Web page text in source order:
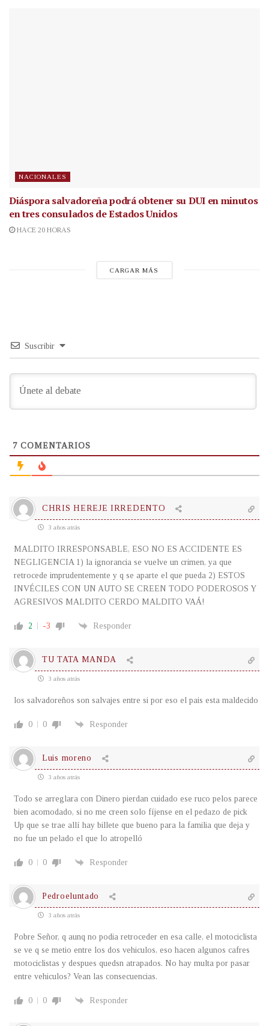
NACIONALES
Diáspora salvadoreña podrá obtener su DUI en minutos
en tres consulados de Estados Unidos
HACE 20 HORAS
CARGAR MÁS
Suscribir
7 COMENTARIOS
CHRIS HEREJE IRREDENTO
3 años atrás
MALDITO IRRESPONSABLE, ESO NO ES ACCIDENTE ES
NEGLIGENCIA 1) la ignorancia se vuelve un crimen, ya que
retrocede imprudentemente y q se aparte el que pueda 2) ESTOS
INVÉCILES CON UN AUTO SE CREEN TODO PODEROSOS Y
AGRESIVOS MALDITO CERDO MALDITO VAÁ!
2 -3 Responder
TU TATA MANDA
3 años atrás
los salvadoreños son salvajes entre si por eso el pais esta maldecido
0 0 Responder
Luis moreno
3 años atrás
Todo se arreglara con Dinero pierdan cuidado ese ruco pelos parece
bien acomodado, si no me creen solo fíjense en el pedazo de pick
Up que se trae allí hay billete que bueno para la familia que deja y
no fue un pelado el que lo atropelló
0 0 Responder
Pedroeluntado
3 años atrás
Pobre Señor, q aunq no podia retroceder en esa calle, el motociclista
se ve q se metio entre los dos vehiculos, eso hacen algunos cafres
motociclistas y despues quedsn atrapados. No hay multa por pasar
entre vehiculos? Vean las consecuencias.
0 0 Responder